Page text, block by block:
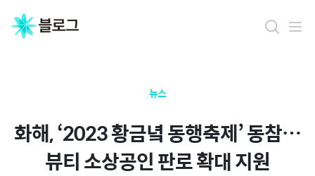
뉴스
화해, ‘2023 황금녘 동행축제’ 동참…
뷰티 소상공인 판로 확대 지원